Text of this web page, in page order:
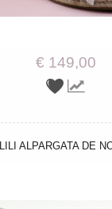
€ 149,00
LILI ALPARGATA DE